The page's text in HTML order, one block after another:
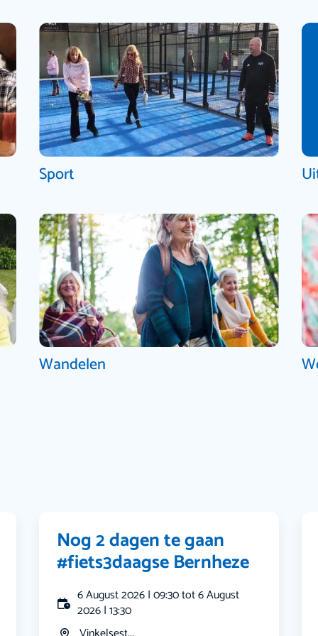
Sport
Wandelen
Nog 2 dagen te gaan
#fiets3daagse Bernheze
6 August 2026 | 09:30 tot 6 August
2026 | 13:30